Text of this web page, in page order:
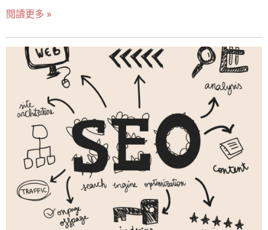
索引擎索引和推薦。高品質且SEO優化的內容可以提升網站
提高網站的整體流量。 3. 促進客戶參與與品牌忠誠度 內容行
銷不僅能吸引新客戶，還能促進現有客戶與品牌之間的互動
和參與。通過提供教育性、娛樂性或啟發性的內容，企業能
夠加深與客戶的聯繫，增強品牌忠誠度。當客戶感受到企業
真正關注他們的需求並持續提供有用的資訊時，他們更有可
能成為品牌的忠實支持者，並向他人推薦您的產品或服務。
4. 提升轉化率與銷售業績 內容行銷有助於將潛在客戶轉化為
實際客戶。通過提供針對性的內容，企業可以逐步引導潛在
Search Engine Optimization 搜尋引擎最佳化，分為「站內優
界俗稱的白帽 SEO 操作，SEO 行銷指的是透過了解 Google
演算法來優化網站並改善收尋引擎上的自然排名的一連串過
程。 延伸閱讀: 2026 台灣 SEO 公司推薦 TOP10｜SEO 與
GEO 行銷公司怎麼選 為什麼要執行SEO行銷？ SEO行銷有
什麼優勢？ 進行搜尋引擎優化（SEO）的主要目的是提高網
站在搜尋引擎中的排名，以便於當用戶搜索特定關鍵詞或短
語時，您的網站能夠出現在搜尋結果的前列。這樣做有許多
優勢： 提高能見度和品牌認知：當您的網站在搜尋結果中排
名靠前，更多的人會看到您的品牌，從而提高品牌的認知度
閱讀更多 »